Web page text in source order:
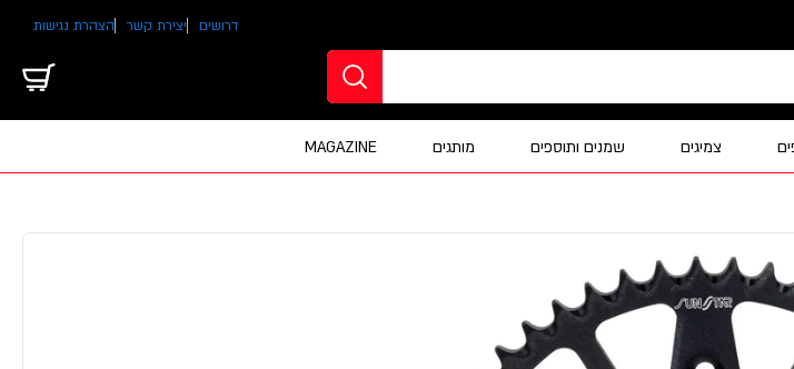
דרושים יצירת קשר הצהרת נגישות
צמיגים שמנים ותוספים מותגים MAGAZINE